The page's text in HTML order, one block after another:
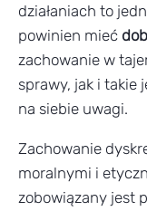
działaniach to
powinien mieć
zachowanie w
sprawy, jak i takie
na siebie uwagi.
Zachowanie
moralnymi i
zobowiązany jest